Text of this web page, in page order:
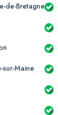
de-Bretagne
Maine